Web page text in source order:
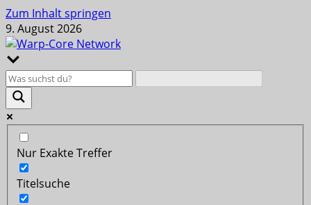
Zum Inhalt springen
9. August 2026
Nur Exakte Treffer
Titelsuche